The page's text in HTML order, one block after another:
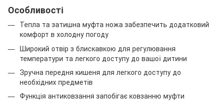
Особливості
Тепла та затишна муфта ножа забезпечить додатковий
комфорт в холодну погоду
Широкий отвір з блискавкою для регулювання
температури та легкого доступу до вашої дитини
Зручна передня кишеня для легкого доступу до
необхідних предметів
Функція антиковзання запобігає ковзанню муфти